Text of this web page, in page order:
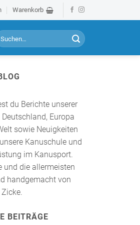
Warenkorb
du Berichte unserer
Deutschland, Europa
sowie Neuigkeiten
Kanuschule und
im Kanusport.
und die allermeisten
handgemacht von
BEITRÄGE